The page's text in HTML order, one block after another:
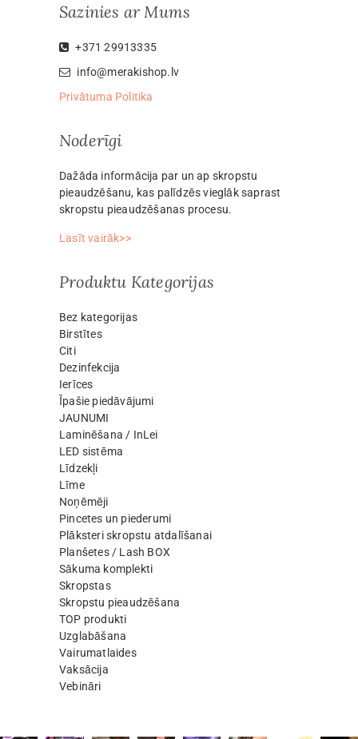
Sazinies ar Mums
+371 29913335
info@merakishop.lv
Privātuma Politika
Noderīgi
Dažāda informācija par un ap skropstu
pieaudzēšanu, kas palīdzēs vieglāk saprast
skropstu pieaudzēšanas procesu.
Lasīt vairāk>>
Produktu Kategorijas
Bez kategorijas
Birstītes
Citi
Dezinfekcija
Ierīces
Īpašie piedāvājumi
JAUNUMI
Laminēšana / InLei
LED sistēma
Līdzekļi
Līme
Noņēmēji
Pincetes un piederumi
Plāksteri skropstu atdalīšanai
Planšetes / Lash BOX
Sākuma komplekti
Skropstas
Skropstu pieaudzēšana
TOP produkti
Uzglabāšana
Vairumatlaides
Vaksācija
Vebināri